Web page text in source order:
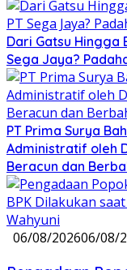
Dari Gatsu Hingga
Sega Jaya?
PT Prima Surya
Administratif oleh
Beracun dan
06/08/202606/08/